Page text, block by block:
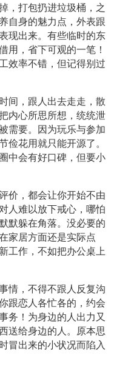
，打包扔进垃圾桶，之
自身的魅力点，外表跟
现出来。有些临时的东
用，省下可观的一笔！
效率不错，但记得别过
间，跟人出去走走，散
内心所思所想，统统泄
需要。因为玩乐与参加
俭花用就只能开源了。
中会有好口碑，但要小
价，都会让你开始不由
人难以放下戒心，哪怕
默躲在角落。没必要的
家居方面还是实际点
工作，不如把办公桌上
情，不得不跟人反复沟
跟恋人各忙各的，约会
务！为身边的人出力又
送给身边的人。原本思
冒出来的小状况而陷入